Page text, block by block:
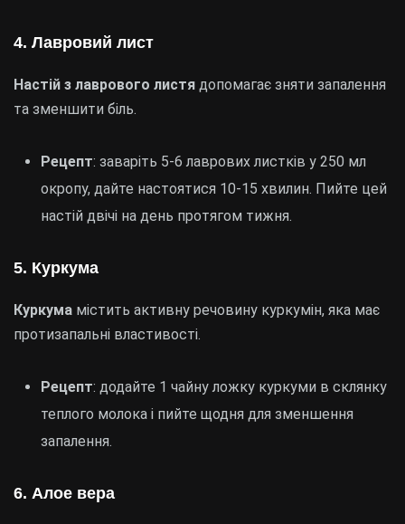
4. Лавровий лист
Настій з лаврового листя допомагає зняти запалення
та зменшити біль.
Рецепт: заваріть 5-6 лаврових листків у 250 мл
окропу, дайте настоятися 10-15 хвилин. Пийте цей
настій двічі на день протягом тижня.
5. Куркума
Куркума містить активну речовину куркумін, яка має
протизапальні властивості.
Рецепт: додайте 1 чайну ложку куркуми в склянку
теплого молока і пийте щодня для зменшення
запалення.
6. Алое вера